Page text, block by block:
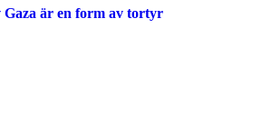
är en form av tortyr